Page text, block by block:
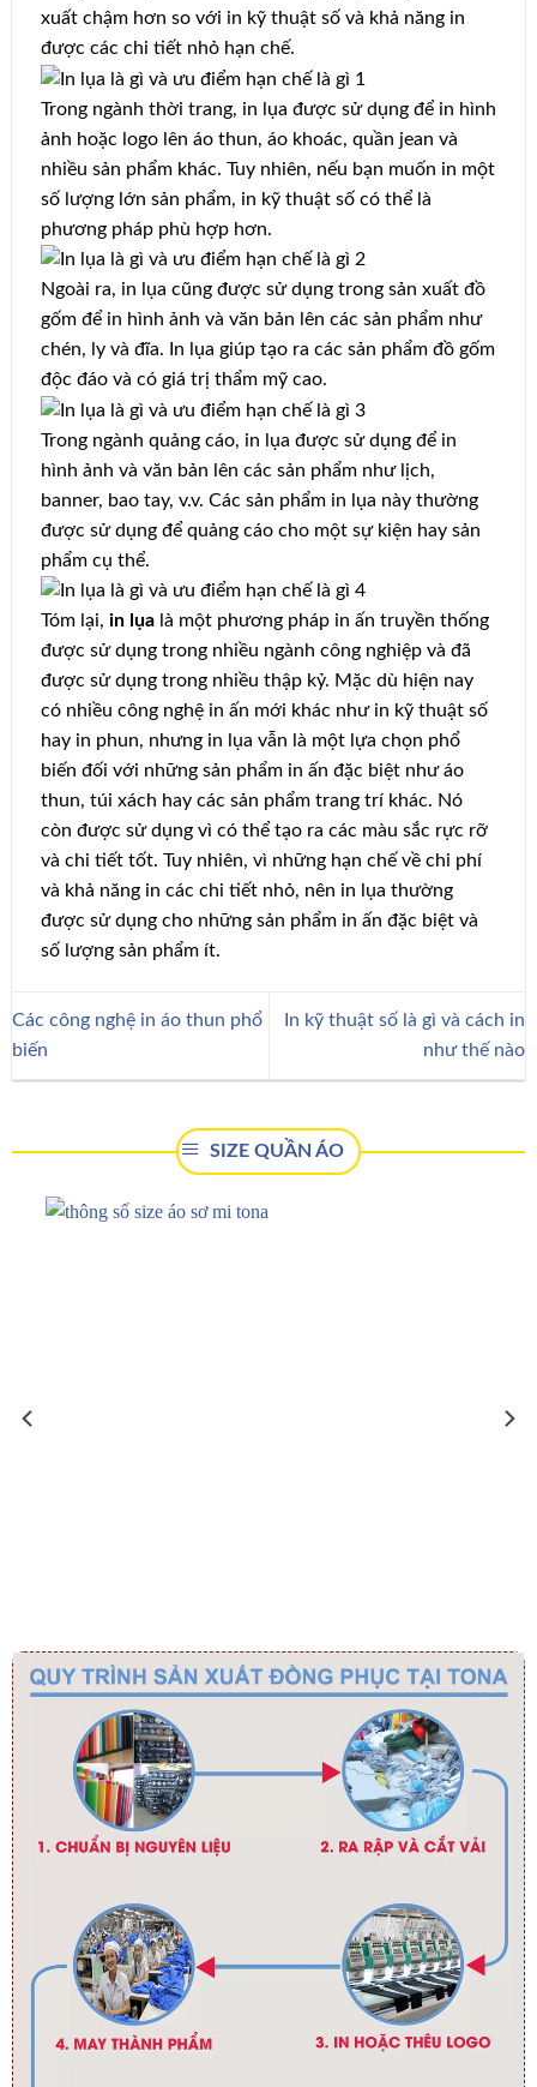
xuất chậm hơn so với in kỹ thuật số và khả năng in
được các chi tiết nhỏ hạn chế.
Trong ngành thời trang, in lụa được sử dụng để in hình
ảnh hoặc logo lên áo thun, áo khoác, quần jean và
nhiều sản phẩm khác. Tuy nhiên, nếu bạn muốn in một
số lượng lớn sản phẩm, in kỹ thuật số có thể là
phương pháp phù hợp hơn.
Ngoài ra, in lụa cũng được sử dụng trong sản xuất đồ
gốm để in hình ảnh và văn bản lên các sản phẩm như
chén, ly và đĩa. In lụa giúp tạo ra các sản phẩm đồ gốm
độc đáo và có giá trị thẩm mỹ cao.
Trong ngành quảng cáo, in lụa được sử dụng để in
hình ảnh và văn bản lên các sản phẩm như lịch,
banner, bao tay, v.v. Các sản phẩm in lụa này thường
được sử dụng để quảng cáo cho một sự kiện hay sản
phẩm cụ thể.
Tóm lại, in lụa là một phương pháp in ấn truyền thống
được sử dụng trong nhiều ngành công nghiệp và đã
được sử dụng trong nhiều thập kỷ. Mặc dù hiện nay
có nhiều công nghệ in ấn mới khác như in kỹ thuật số
hay in phun, nhưng in lụa vẫn là một lựa chọn phổ
biến đối với những sản phẩm in ấn đặc biệt như áo
thun, túi xách hay các sản phẩm trang trí khác. Nó
còn được sử dụng vì có thể tạo ra các màu sắc rực rỡ
và chi tiết tốt. Tuy nhiên, vì những hạn chế về chi phí
và khả năng in các chi tiết nhỏ, nên in lụa thường
được sử dụng cho những sản phẩm in ấn đặc biệt và
số lượng sản phẩm ít.
Các công nghệ in áo thun phổ
biến
In kỹ thuật số là gì và cách in
như thế nào
SIZE QUẦN ÁO